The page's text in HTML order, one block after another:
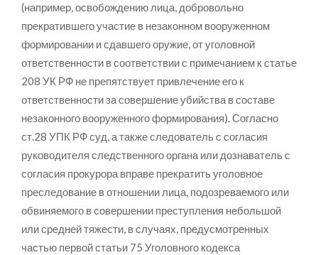
(например, освобождению лица, добровольно
прекратившего участие в незаконном вооруженном
формировании и сдавшего оружие, от уголовной
ответственности в соответствии с примечанием к статье
208 УК РФ не препятствует привлечение его к
ответственности за совершение убийства в составе
незаконного вооруженного формирования). Согласно
ст.28 УПК РФ суд, а также следователь с согласия
руководителя следственного органа или дознаватель с
согласия прокурора вправе прекратить уголовное
преследование в отношении лица, подозреваемого или
обвиняемого в совершении преступления небольшой
или средней тяжести, в случаях, предусмотренных
частью первой статьи 75 Уголовного кодекса